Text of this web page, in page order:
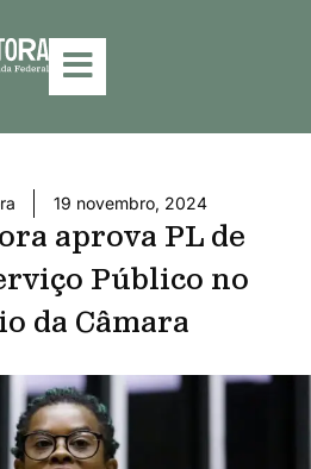
19 novembro, 2024
aprova PL de
Público no
da Câmara